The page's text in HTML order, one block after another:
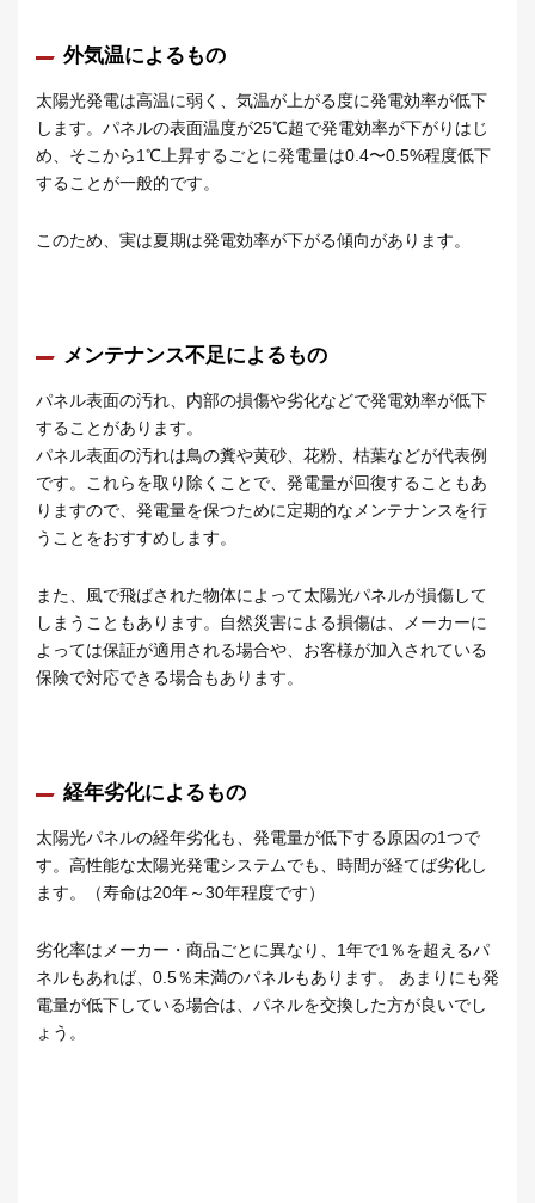
外気温によるもの
太陽光発電は高温に弱く、気温が上がる度に発電効率が低下
します。パネルの表面温度が25℃超で発電効率が下がりはじ
め、そこから1℃上昇するごとに発電量は0.4〜0.5%程度低下
することが一般的です。
このため、実は夏期は発電効率が下がる傾向があります。
メンテナンス不足によるもの
パネル表面の汚れ、内部の損傷や劣化などで発電効率が低下
することがあります。
パネル表面の汚れは鳥の糞や黄砂、花粉、枯葉などが代表例
です。これらを取り除くことで、発電量が回復することもあ
りますので、発電量を保つために定期的なメンテナンスを行
うことをおすすめします。
また、風で飛ばされた物体によって太陽光パネルが損傷して
しまうこともあります。自然災害による損傷は、メーカーに
よっては保証が適用される場合や、お客様が加入されている
保険で対応できる場合もあります。
経年劣化によるもの
太陽光パネルの経年劣化も、発電量が低下する原因の1つで
す。高性能な太陽光発電システムでも、時間が経てば劣化し
ます。（寿命は20年～30年程度です）
劣化率はメーカー・商品ごとに異なり、1年で1％を超えるパ
ネルもあれば、0.5％未満のパネルもあります。 あまりにも発
電量が低下している場合は、パネルを交換した方が良いでし
ょう。